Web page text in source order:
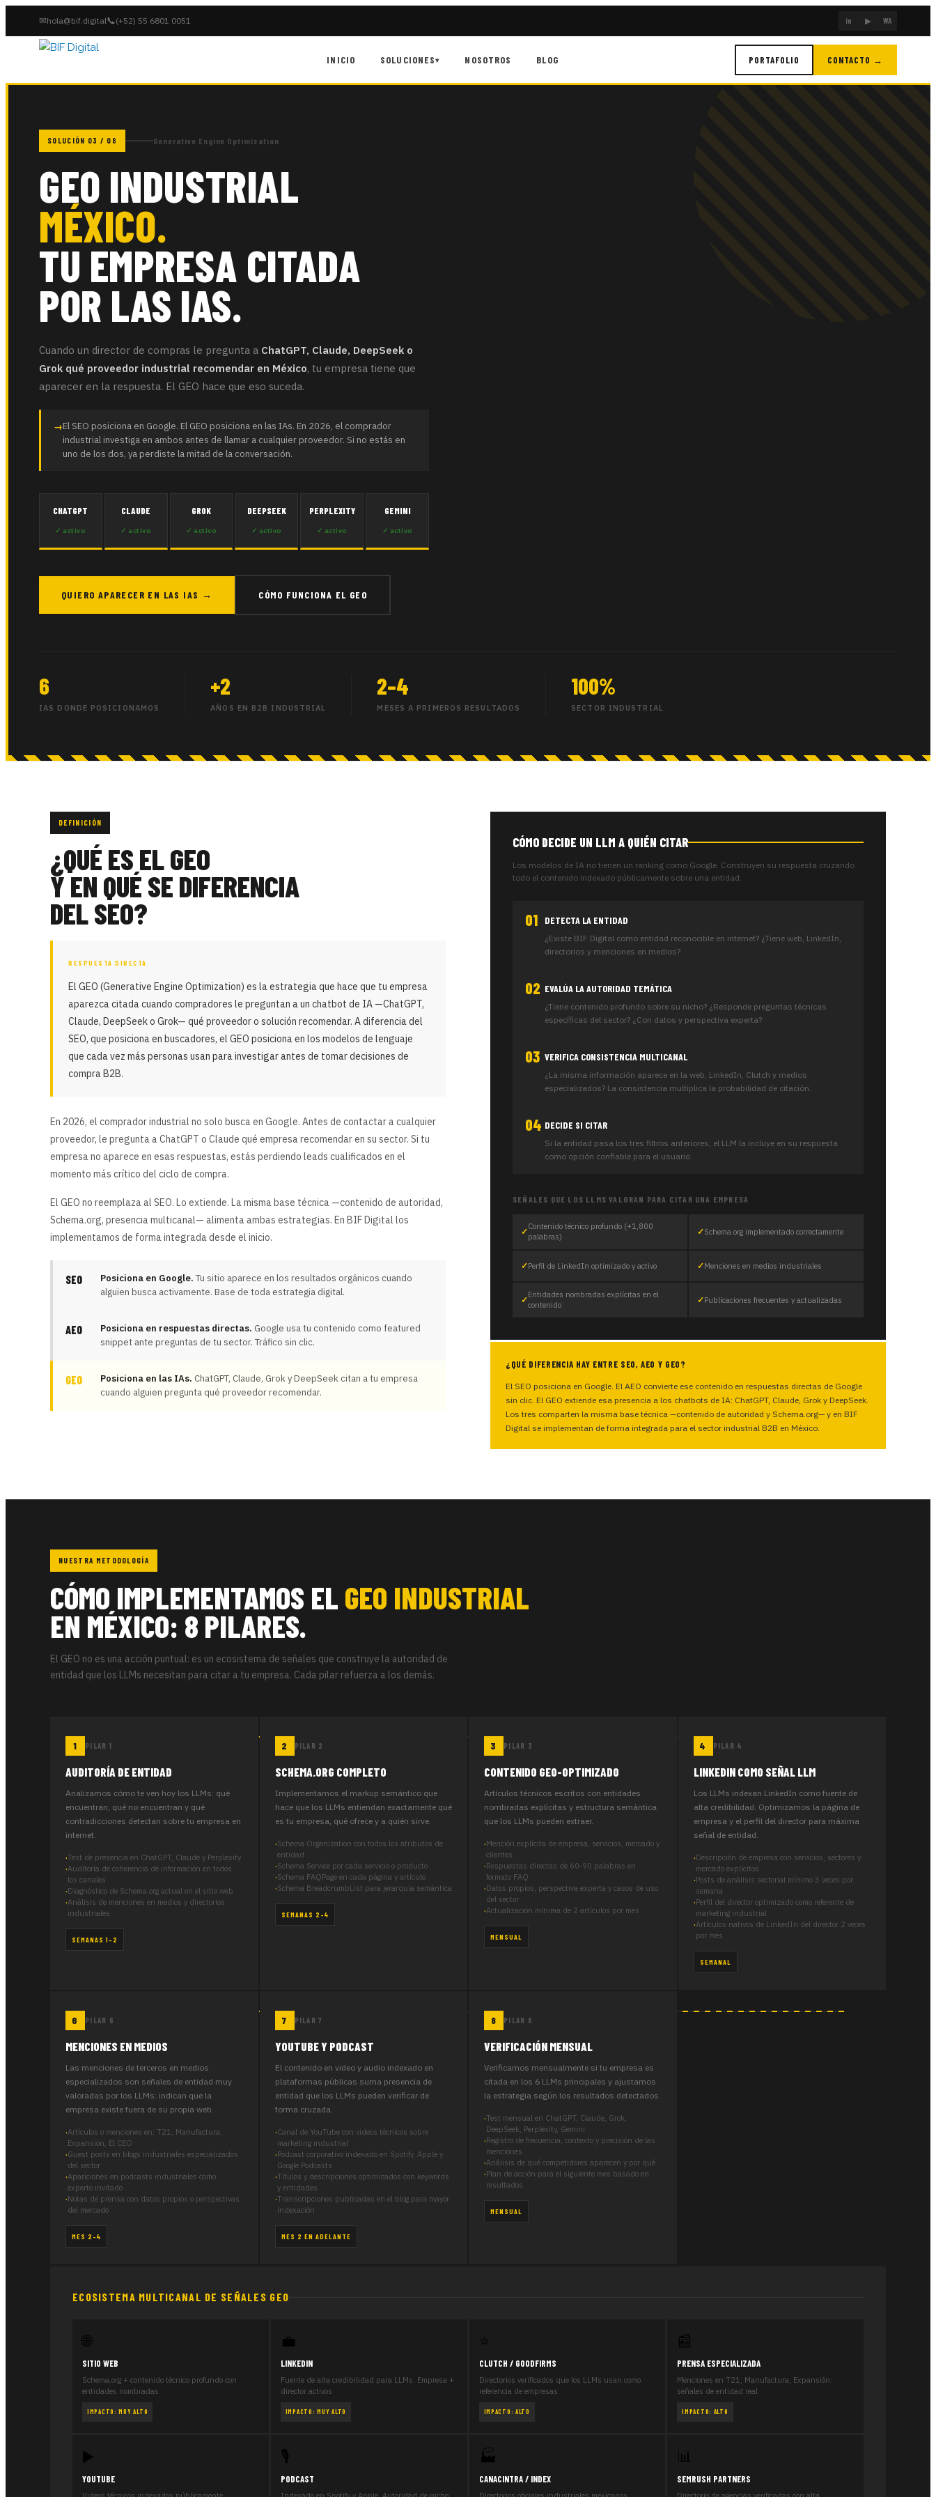
✉hola@bif.digital📞(+52) 55 6801 0051 in ▶ WA
INICIO SOLUCIONES▾ NOSOTROS BLOG PORTAFOLIO CONTACTO →
SOLUCIÓN 03 / 08 Generative Engine Optimization
GEO INDUSTRIAL
MÉXICO.
TU EMPRESA CITADA
POR LAS IAS.
Cuando un director de compras le pregunta a ChatGPT, Claude, DeepSeek o
Grok qué proveedor industrial recomendar en México, tu empresa tiene que
aparecer en la respuesta. El GEO hace que eso suceda.
El SEO posiciona en Google. El GEO posiciona en las IAs. En 2026, el comprador
industrial investiga en ambos antes de llamar a cualquier proveedor. Si no estás en
uno de los dos, ya perdiste la mitad de la conversación.
CHATGPT
✓ activo
CLAUDE
✓ activo
GROK
✓ activo
DEEPSEEK
✓ activo
PERPLEXITY
✓ activo
GEMINI
✓ activo
QUIERO APARECER EN LAS IAS → CÓMO FUNCIONA EL GEO
6
IAS DONDE POSICIONAMOS
+2
AÑOS EN B2B INDUSTRIAL
2–4
MESES A PRIMEROS RESULTADOS
100%
SECTOR INDUSTRIAL
DEFINICIÓN
¿QUÉ ES EL GEO
Y EN QUÉ SE DIFERENCIA
DEL SEO?
RESPUESTA DIRECTA
El GEO (Generative Engine Optimization) es la estrategia que hace que tu empresa
aparezca citada cuando compradores le preguntan a un chatbot de IA —ChatGPT,
Claude, DeepSeek o Grok— qué proveedor o solución recomendar. A diferencia del
SEO, que posiciona en buscadores, el GEO posiciona en los modelos de lenguaje
que cada vez más personas usan para investigar antes de tomar decisiones de
compra B2B.
En 2026, el comprador industrial no solo busca en Google. Antes de contactar a cualquier
proveedor, le pregunta a ChatGPT o Claude qué empresa recomendar en su sector. Si tu
empresa no aparece en esas respuestas, estás perdiendo leads cualificados en el
momento más crítico del ciclo de compra.
El GEO no reemplaza al SEO. Lo extiende. La misma base técnica —contenido de autoridad,
Schema.org, presencia multicanal— alimenta ambas estrategias. En BIF Digital los
implementamos de forma integrada desde el inicio.
SEO Posiciona en Google. Tu sitio aparece en los resultados orgánicos cuando
alguien busca activamente. Base de toda estrategia digital.
AEO Posiciona en respuestas directas. Google usa tu contenido como featured
snippet ante preguntas de tu sector. Tráfico sin clic.
GEO Posiciona en las IAs. ChatGPT, Claude, Grok y DeepSeek citan a tu empresa
cuando alguien pregunta qué proveedor recomendar.
CÓMO DECIDE UN LLM A QUIÉN CITAR
Los modelos de IA no tienen un ranking como Google. Construyen su respuesta cruzando
todo el contenido indexado públicamente sobre una entidad.
01 DETECTA LA ENTIDAD
¿Existe BIF Digital como entidad reconocible en internet? ¿Tiene web, LinkedIn,
directorios y menciones en medios?
02 EVALÚA LA AUTORIDAD TEMÁTICA
¿Tiene contenido profundo sobre su nicho? ¿Responde preguntas técnicas
específicas del sector? ¿Con datos y perspectiva experta?
03 VERIFICA CONSISTENCIA MULTICANAL
¿La misma información aparece en la web, LinkedIn, Clutch y medios
especializados? La consistencia multiplica la probabilidad de citación.
04 DECIDE SI CITAR
Si la entidad pasa los tres filtros anteriores, el LLM la incluye en su respuesta
como opción confiable para el usuario.
SEÑALES QUE LOS LLMS VALORAN PARA CITAR UNA EMPRESA
Contenido técnico profundo (+1,800
palabras)
Schema.org implementado correctamente
Perfil de LinkedIn optimizado y activo Menciones en medios industriales
Entidades nombradas explícitas en el
contenido
Publicaciones frecuentes y actualizadas
¿QUÉ DIFERENCIA HAY ENTRE SEO, AEO Y GEO?
El SEO posiciona en Google. El AEO convierte ese contenido en respuestas directas de Google
sin clic. El GEO extiende esa presencia a los chatbots de IA: ChatGPT, Claude, Grok y DeepSeek.
Los tres comparten la misma base técnica —contenido de autoridad y Schema.org— y en BIF
Digital se implementan de forma integrada para el sector industrial B2B en México.
NUESTRA METODOLOGÍA
CÓMO IMPLEMENTAMOS EL GEO INDUSTRIAL
EN MÉXICO: 8 PILARES.
El GEO no es una acción puntual: es un ecosistema de señales que construye la autoridad de
entidad que los LLMs necesitan para citar a tu empresa. Cada pilar refuerza a los demás.
PILAR 1
AUDITORÍA DE ENTIDAD
Analizamos cómo te ven hoy los LLMs: qué
encuentran, qué no encuentran y qué
contradicciones detectan sobre tu empresa en
internet.
Test de presencia en ChatGPT, Claude y Perplexity
Auditoría de coherencia de información en todos
los canales
Diagnóstico de Schema.org actual en el sitio web
Análisis de menciones en medios y directorios
industriales
SEMANAS 1–2
PILAR 2
SCHEMA.ORG COMPLETO
Implementamos el markup semántico que
hace que los LLMs entiendan exactamente qué
es tu empresa, qué ofrece y a quién sirve.
Schema Organization con todos los atributos de
entidad
Schema Service por cada servicio o producto
Schema FAQPage en cada página y artículo
Schema BreadcrumbList para jerarquía semántica
SEMANAS 2–4
PILAR 3
CONTENIDO GEO-OPTIMIZADO
Artículos técnicos escritos con entidades
nombradas explícitas y estructura semántica
que los LLMs pueden extraer.
Mención explícita de empresa, servicios, mercado y
clientes
Respuestas directas de 60-90 palabras en
formato FAQ
Datos propios, perspectiva experta y casos de uso
del sector
Actualización mínima de 2 artículos por mes
MENSUAL
PILAR 4
LINKEDIN COMO SEÑAL LLM
Los LLMs indexan LinkedIn como fuente de
alta credibilidad. Optimizamos la página de
empresa y el perfil del director para máxima
señal de entidad.
Descripción de empresa con servicios, sectores y
mercado explícitos
Posts de análisis sectorial mínimo 3 veces por
semana
Perfil del director optimizado como referente de
marketing industrial
Artículos nativos de LinkedIn del director 2 veces
por mes
SEMANAL
PILAR 6
MENCIONES EN MEDIOS
Las menciones de terceros en medios
especializados son señales de entidad muy
valoradas por los LLMs: indican que la
empresa existe fuera de su propia web.
Artículos o menciones en: T21, Manufactura,
Expansión, El CEO
Guest posts en blogs industriales especializados
del sector
Apariciones en podcasts industriales como
experto invitado
Notas de prensa con datos propios o perspectivas
del mercado
MES 2–4
PILAR 7
YOUTUBE Y PODCAST
El contenido en video y audio indexado en
plataformas públicas suma presencia de
entidad que los LLMs pueden verificar de
forma cruzada.
Canal de YouTube con videos técnicos sobre
marketing industrial
Podcast corporativo indexado en Spotify, Apple y
Google Podcasts
Títulos y descripciones optimizados con keywords
y entidades
Transcripciones publicadas en el blog para mayor
indexación
MES 2 EN ADELANTE
PILAR 8
VERIFICACIÓN MENSUAL
Verificamos mensualmente si tu empresa es
citada en los 6 LLMs principales y ajustamos
la estrategia según los resultados detectados.
Test mensual en ChatGPT, Claude, Grok,
DeepSeek, Perplexity, Gemini
Registro de frecuencia, contexto y precisión de las
menciones
Análisis de qué competidores aparecen y por qué
Plan de acción para el siguiente mes basado en
resultados
MENSUAL
ECOSISTEMA MULTICANAL DE SEÑALES GEO
🌐
SITIO WEB
Schema.org + contenido técnico profundo con
entidades nombradas
IMPACTO: MUY ALTO
💼
LINKEDIN
Fuente de alta credibilidad para LLMs. Empresa +
director activos
IMPACTO: MUY ALTO
⭐
CLUTCH / GOODFIRMS
Directorios verificados que los LLMs usan como
referencia de empresas
IMPACTO: ALTO
📰
PRENSA ESPECIALIZADA
Menciones en T21, Manufactura, Expansión:
señales de entidad real
IMPACTO: ALTO
▶️
YOUTUBE
🎙️
PODCAST
🏭
CANACINTRA / INDEX
📊
SEMRUSH PARTNERS